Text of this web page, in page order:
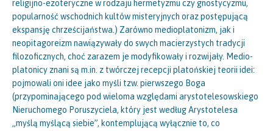
religijno-ezoteryczne w rodzaju hermetyzmu czy gnostycyzmu,
popularność wschodnich kultów misteryjnych oraz postępującą
ekspansję chrześcijaństwa.) Zarówno medioplatonizm, jak i
neopitagoreizm nawiązywały do swych macierzystych tradycji
filozoficznych, choć zarazem je modyfikowały i rozwijały. Medio-
platonicy znani są m.in. z twórczej recepcji platońskiej teorii idei:
pojmowali oni idee jako myśli tzw. pierwszego Boga
(przypominającego pod wieloma względami arystotelesowskiego
Nieruchomego Poruszyciela, który jest według Arystotelesa
„myślą myślącą siebie”, kontemplującą wyłącznie to, co